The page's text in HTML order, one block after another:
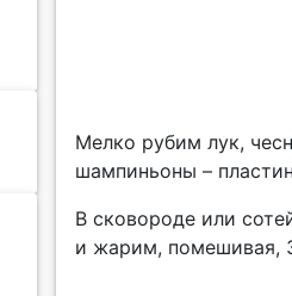
Мелко рубим лук,
шампиньоны –
В сковороде или
и жарим, помешивая,